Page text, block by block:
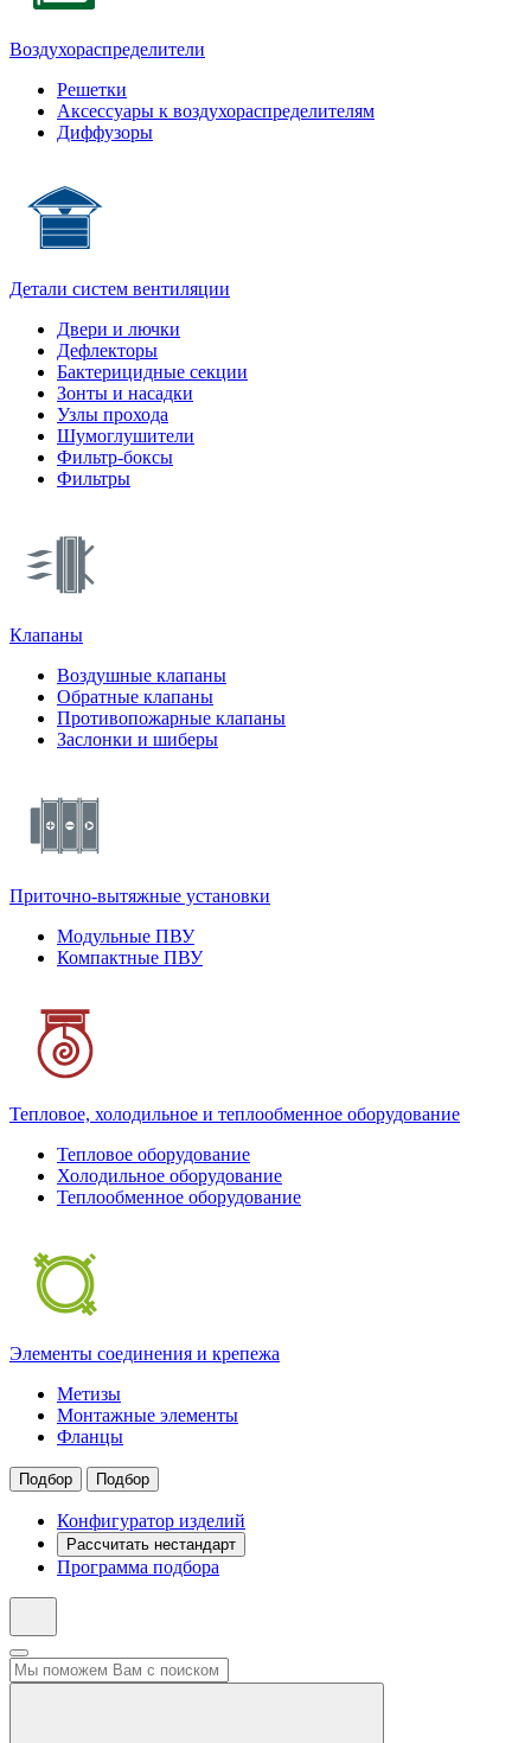
Воздухораспределители
Решетки
Аксессуары к воздухораспределителям
Диффузоры
Детали систем вентиляции
Двери и лючки
Дефлекторы
Бактерицидные секции
Зонты и насадки
Узлы прохода
Шумоглушители
Фильтр-боксы
Фильтры
Клапаны
Воздушные клапаны
Обратные клапаны
Противопожарные клапаны
Заслонки и шиберы
Приточно-вытяжные установки
Модульные ПВУ
Компактные ПВУ
Тепловое, холодильное и теплообменное оборудование
Тепловое оборудование
Холодильное оборудование
Теплообменное оборудование
Элементы соединения и крепежа
Метизы
Монтажные элементы
Фланцы
Подбор Подбор
Конфигуратор изделий
Рассчитать нестандарт
Программа подбора